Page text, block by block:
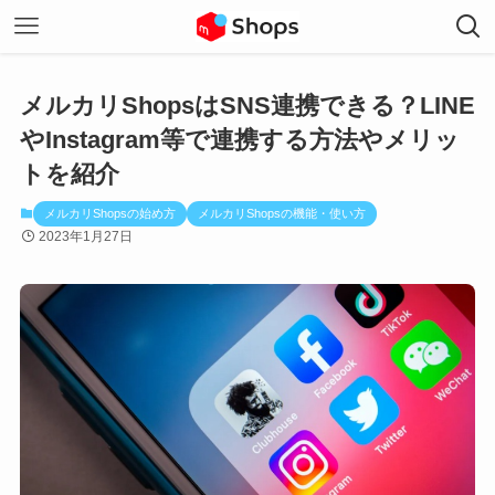
メルカリShopsはSNS連携できる？LINE
やInstagram等で連携する方法やメリッ
トを紹介
メルカリShopsの始め方 メルカリShopsの機能・使い方
2023年1月27日